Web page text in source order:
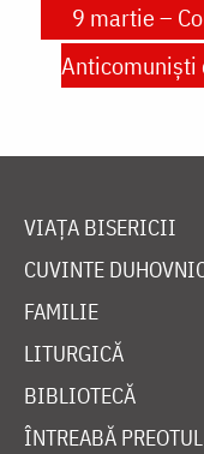
9 martie –
VIAȚA BISERICII
CUVINTE
FAMILIE
LITURGICĂ
BIBLIOTECĂ
ÎNTREABĂ PREOTUL